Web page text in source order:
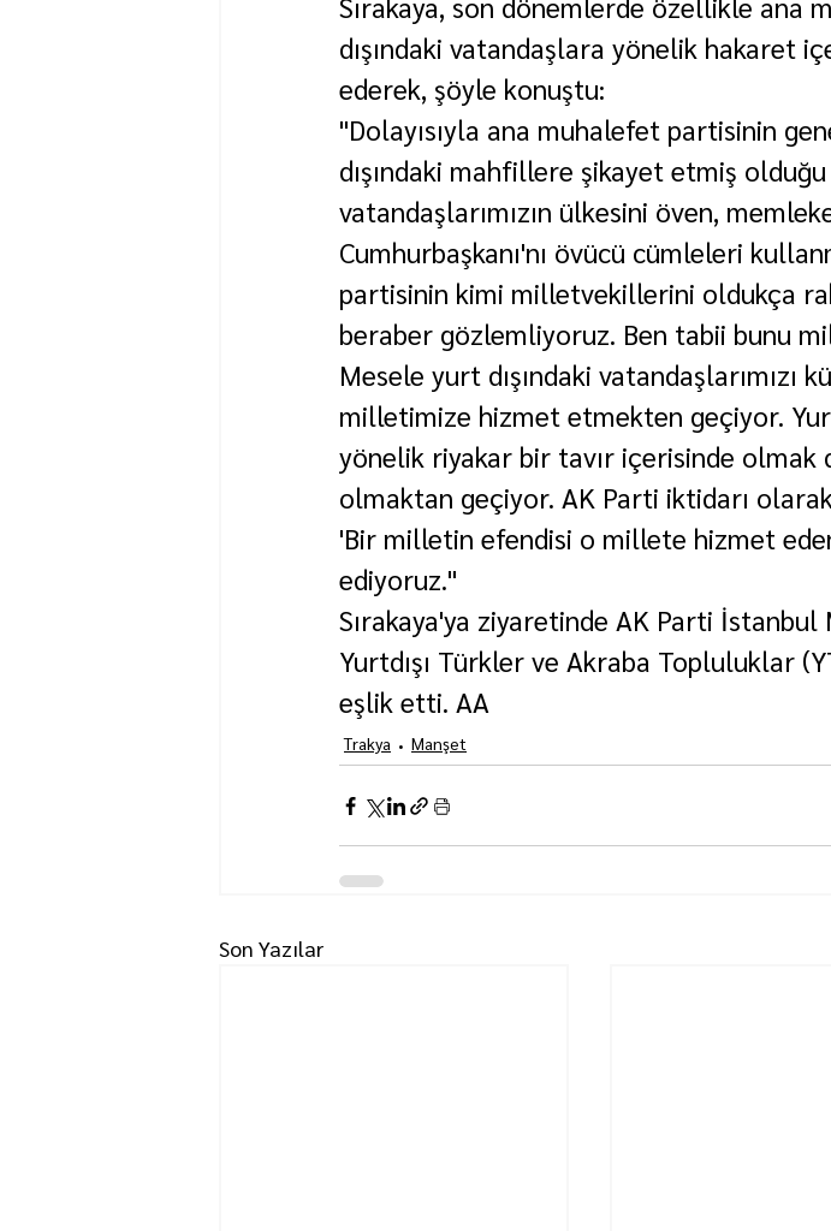
dışındaki vatandaşlara yönelik hakaret
ederek, şöyle konuştu:
"Dolayısıyla ana muhalefet partisinin
dışındaki mahfillere şikayet etmiş
vatandaşlarımızın ülkesini öven,
Cumhurbaşkanı'nı övücü cümleleri
partisinin kimi milletvekillerini oldukça
beraber gözlemliyoruz. Ben tabii bunu
Mesele yurt dışındaki vatandaşlarımızı
milletimize hizmet etmekten geçiyor. Yurt
yönelik riyakar bir tavır içerisinde olmak
olmaktan geçiyor. AK Parti iktidarı
'Bir milletin efendisi o millete hizmet
ediyoruz."
Sırakaya'ya ziyaretinde AK Parti
Yurtdışı Türkler ve Akraba Topluluklar
eşlik etti. AA
Trakya Manşet
Son Yazılar